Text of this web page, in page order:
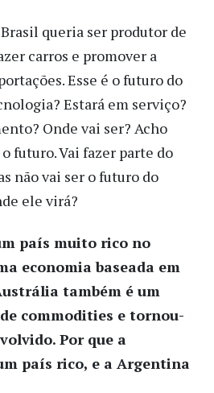
queria ser produtor de
carros e promover a
Esse é o futuro do
Estará em serviço?
Onde vai ser? Acho
futuro. Vai fazer parte do
não vai ser o futuro do
ele virá?
país muito rico no
economia baseada em
também é um
commodities e tornou-
Por que a
país rico, e a Argentina